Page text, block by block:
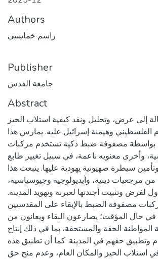
Authors
راسم خمايسي
Publisher
جامعة القدس
Abstract
إلى عرض، وتحليل ونقد كيفية استلاب الحيز
الفلسطيني وهيمنة إسرائيل عليه. يمارس هذا
بواسطة مصفوفة ضبط ذكية تستخدم مركبات
وأخرى معنويه ناعمة، في سبيل تغيير طابع
سيطرة صهيونية يهودية عليها. ينبعث هذا
من مرجعيات دينية، وأيديولوجية وجيوسياسية،
لفرض وتثبيت أجندتها لعبرنه وتهويد المدينة.
مصفوفة الضبط بالإبقاء على المقدسيين
في حال المؤقت؛ يصارعون البقاء ويعانون من
الحقة والمستحقة، بما في ذلك إنتاج
وتطبيق حقهم في المدينة. كما أن تطبيق هذه
استلاب الحيز والمكان العام، وعدم منح حق